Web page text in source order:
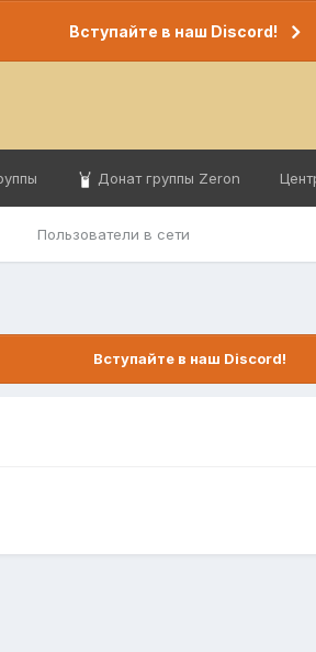
Вступайте в наш Discord!
Пользователи в сети
Донат группы Zeron
Вступайте в наш Discord!